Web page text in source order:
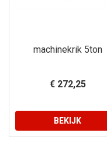
machinekrik 5ton
€ 272,25
BEKIJK